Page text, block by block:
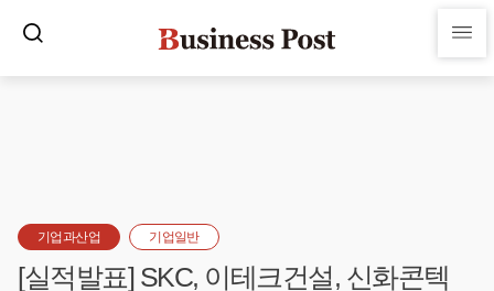
기업과산업 기업일반
[실적발표] SKC, 이테크건설, 신화콘텍